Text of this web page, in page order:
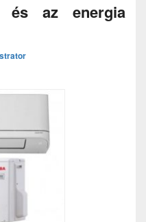
és az energia